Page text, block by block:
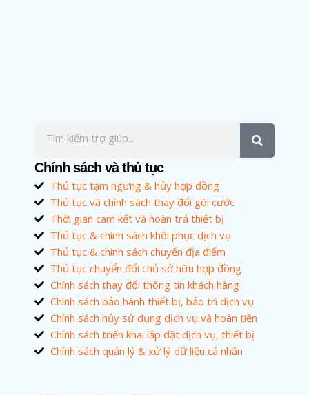
Chính sách và thủ tục
Thủ tục tạm ngưng & hủy hợp đồng
Thủ tục và chính sách thay đổi gói cước
Thời gian cam kết và hoàn trả thiết bị
Thủ tục & chính sách khôi phục dịch vụ
Thủ tục & chính sách chuyển địa điểm
Thủ tục chuyển đổi chủ sở hữu hợp đồng
Chính sách thay đổi thông tin khách hàng
Chính sách bảo hành thiết bị, bảo trì dịch vụ
Chính sách hủy sử dụng dịch vụ và hoàn tiền
Chính sách triển khai lắp đặt dịch vụ, thiết bị
Chính sách quản lý & xử lý dữ liệu cá nhân